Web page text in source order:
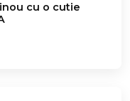
cu o cutie